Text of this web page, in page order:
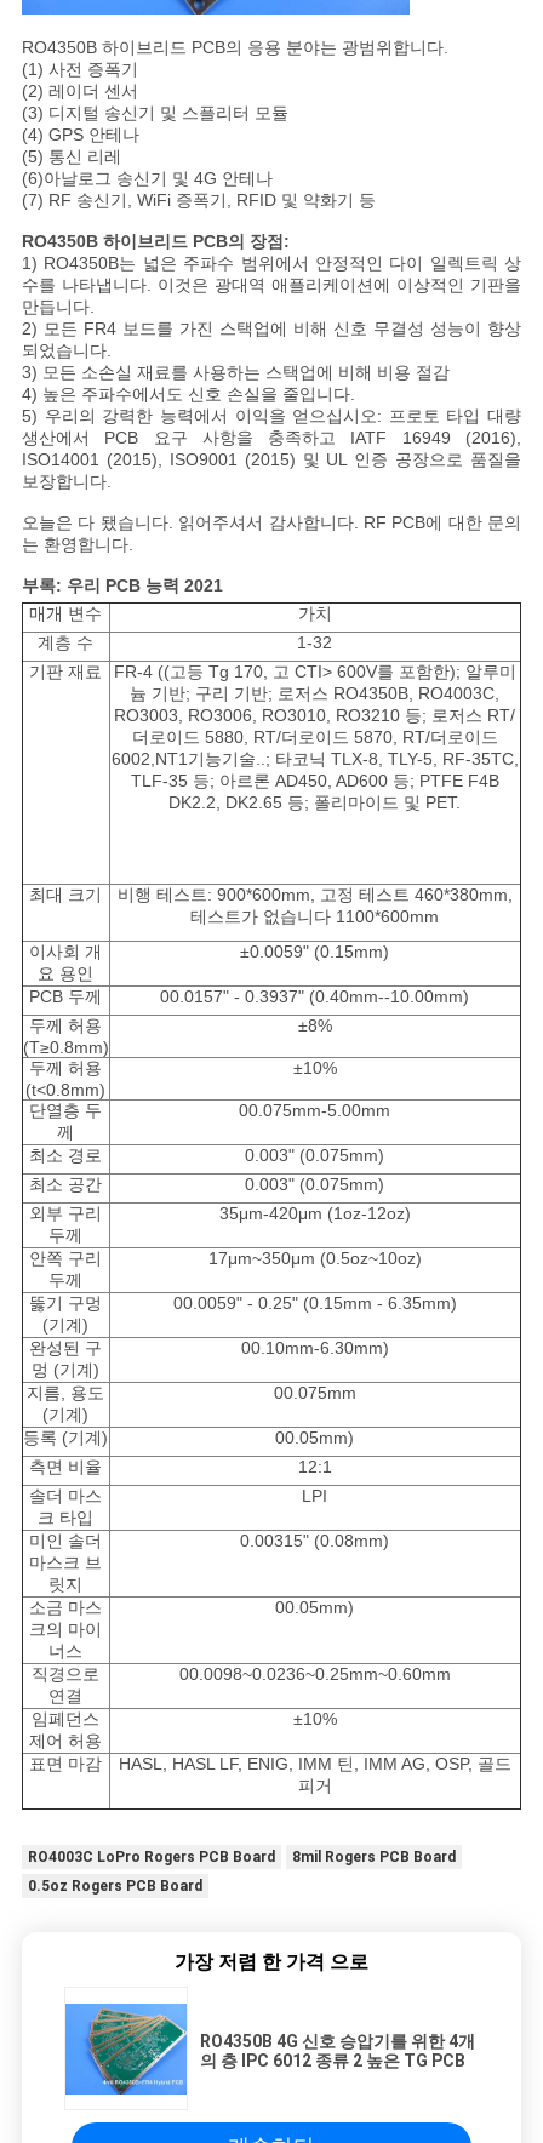
RO4350B 하이브리드 PCB의 응용 분야는 광범위합니다.
(1) 사전 증폭기
(2) 레이더 센서
(3) 디지털 송신기 및 스플리터 모듈
(4) GPS 안테나
(5) 통신 리레
(6)아날로그 송신기 및 4G 안테나
(7) RF 송신기, WiFi 증폭기, RFID 및 약화기 등
RO4350B 하이브리드 PCB의 장점 :
1) RO4350B는 넓은 주파수 범위에서 안정적인 다이 일렉트릭 상
수를 나타냅니다. 이것은 광대역 애플리케이션에 이상적인 기판을
만듭니다.
2) 모든 FR4 보드를 가진 스택업에 비해 신호 무결성 성능이 향상
되었습니다.
3) 모든 소손실 재료를 사용하는 스택업에 비해 비용 절감
4) 높은 주파수에서도 신호 손실을 줄입니다.
5) 우리의 강력한 능력에서 이익을 얻으십시오: 프로토 타입 대량
생산에서 PCB 요구 사항을 충족하고 IATF 16949 (2016),
ISO14001 (2015), ISO9001 (2015) 및 UL 인증 공장으로 품질을
보장합니다.
오늘은 다 됐습니다. 읽어주셔서 감사합니다. RF PCB에 대한 문의
는 환영합니다.
부록: 우리 PCB 능력 2021
매개 변수
가치
계층 수
1-32
기판 재료
FR-4 ((고등 Tg 170, 고 CTI> 600V를 포함한); 알루미
늄 기반; 구리 기반; 로저스 RO4350B, RO4003C,
RO3003, RO3006, RO3010, RO3210 등; 로저스 RT/
더로이드 5880, RT/더로이드 5870, RT/더로이드
6002,NT1기능기술..; 타코닉 TLX-8, TLY-5, RF-35TC,
TLF-35 등; 아르론 AD450, AD600 등; PTFE F4B
DK2.2, DK2.65 등; 폴리마이드 및 PET.
최대 크기
비행 테스트: 900*600mm, 고정 테스트 460*380mm,
테스트가 없습니다 1100*600mm
이사회 개
요 용인
±0.0059" (0.15mm)
PCB 두께
00.0157" - 0.3937" (0.40mm--10.00mm)
두께 허용
(T≥0.8mm)
±8%
두께 허용
(t<0.8mm)
±10%
단열층 두
께
00.075mm-5.00mm
최소 경로
0.003" (0.075mm)
최소 공간
0.003" (0.075mm)
외부 구리
두께
35μm-420μm (1oz-12oz)
안쪽 구리
두께
17μm~350μm (0.5oz~10oz)
뚫기 구멍
(기계)
00.0059" - 0.25" (0.15mm - 6.35mm)
완성된 구
멍 (기계)
00.10mm-6.30mm)
지름, 용도
(기계)
00.075mm
등록 (기계)
00.05mm)
측면 비율
12:1
솔더 마스
크 타입
LPI
미인 솔더
마스크 브
릿지
0.00315" (0.08mm)
소금 마스
크의 마이
너스
00.05mm)
직경으로
연결
00.0098~0.0236~0.25mm~0.60mm
임페던스
제어 허용
±10%
표면 마감
HASL, HASL LF, ENIG, IMM 틴, IMM AG, OSP, 골드
피거
RO4003C LoPro Rogers PCB Board
8mil Rogers PCB Board
0.5oz Rogers PCB Board
가장 저렴 한 가격 으로
RO4350B 4G 신호 승압기를 위한 4개
의 층 IPC 6012 종류 2 높은 TG PCB